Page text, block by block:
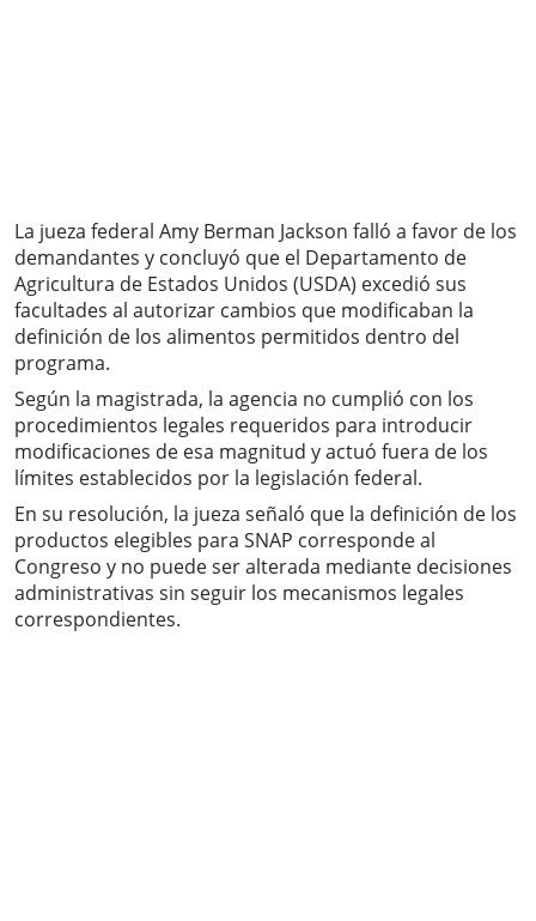
La jueza federal Amy Berman Jackson falló a favor de los
demandantes y concluyó que el Departamento de
Agricultura de Estados Unidos (USDA) excedió sus
facultades al autorizar cambios que modificaban la
definición de los alimentos permitidos dentro del
programa.
Según la magistrada, la agencia no cumplió con los
procedimientos legales requeridos para introducir
modificaciones de esa magnitud y actuó fuera de los
límites establecidos por la legislación federal.
En su resolución, la jueza señaló que la definición de los
productos elegibles para SNAP corresponde al
Congreso y no puede ser alterada mediante decisiones
administrativas sin seguir los mecanismos legales
correspondientes.